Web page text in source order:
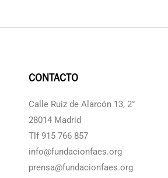
CONTACTO
Calle Ruiz de Alarcón 13, 2°
28014 Madrid
Tlf 915 766 857
info@fundacionfaes.org
prensa@fundacionfaes.org